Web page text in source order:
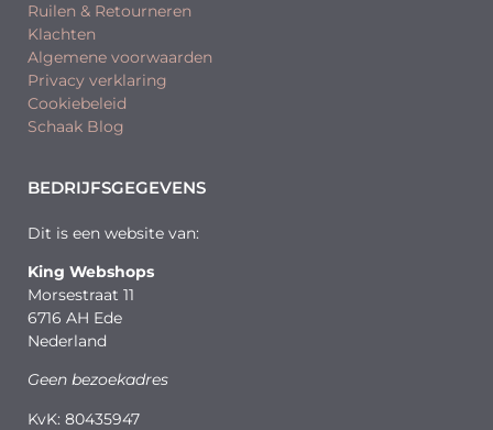
Ruilen & Retourneren
Klachten
Algemene voorwaarden
Privacy verklaring
Cookiebeleid
Schaak Blog
BEDRIJFSGEGEVENS
Dit is een website van:
King Webshops
Morsestraat 11
6716 AH Ede
Nederland
Geen bezoekadres
KvK: 80435947